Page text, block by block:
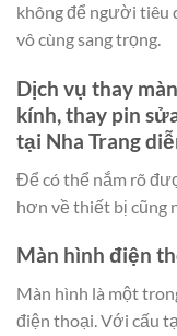
không để người tiêu
vô cùng sang trọng.
Dịch vụ thay
kính, thay pin
tại Nha Trang
Để có thể nắm rõ
hơn về thiết bị cũng
Màn hình điện
Màn hình là một
điện thoại. Với cấu